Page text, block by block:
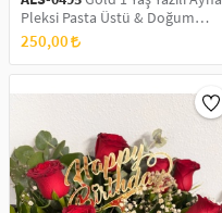
Pleksi Pasta Üstü & Doğum
Günü Partisi & Pleksi Pasta Süsü
250,00